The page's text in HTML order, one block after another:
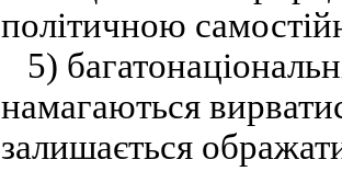
політичною
5)
намагаються
залишається